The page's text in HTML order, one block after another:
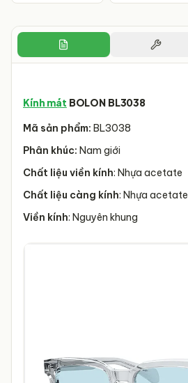
Kính mát BOLON BL3038
Mã sản phẩm: BL3038
Phân khúc: Nam giới
Chất liệu viền kính: Nhựa acetate
Chất liệu càng kính: Nhựa acetate
Viền kính: Nguyên khung